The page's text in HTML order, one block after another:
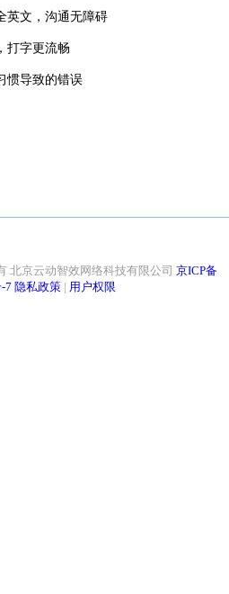
英文，沟通无障碍
打字更流畅
惯导致的错误
北京云动智效网络科技有限公司 京ICP备
7 隐私政策 | 用户权限